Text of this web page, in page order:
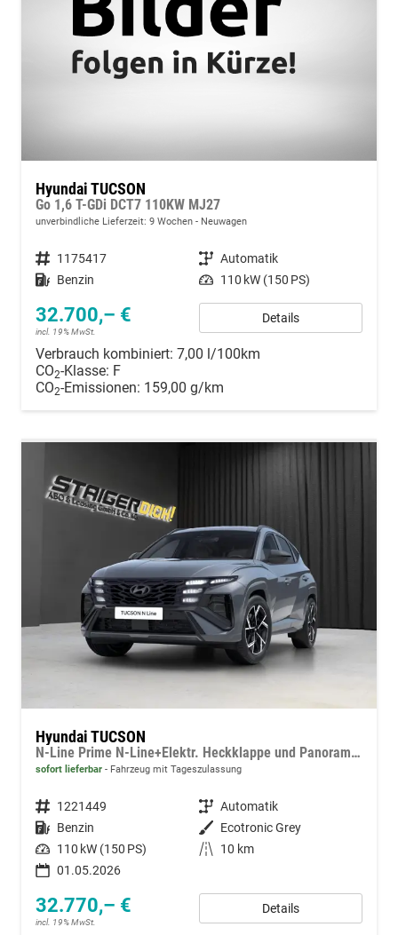
Hyundai TUCSON
Go 1,6 T-GDi DCT7 110KW MJ27
unverbindliche Lieferzeit: 9 Wochen Neuwagen
Fahrzeugnummer 1175417 Getriebe Automatik
Kraftstoff Benzin Leistung 110 kW (150 PS)
32.700,– €
incl. 19% MwSt.
Details
Verbrauch kombiniert: 7,00 l/100km
CO2-Klasse: F
CO2-Emissionen: 159,00 g/km
Hyundai TUCSON
N-Line Prime N-Line+Elektr. Heckklappe und Panorama+sofort verfügbar
sofort lieferbar Fahrzeug mit Tageszulassung
Fahrzeugnummer 1221449 Getriebe Automatik
Kraftstoff Benzin Außenfarbe Ecotronic Grey
Leistung 110 kW (150 PS) Kilometerstand
10 km
01.05.2026
32.770,– €
incl. 19% MwSt.
Details